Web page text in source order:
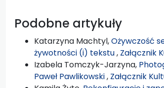
Podobne artykuły
Katarzyna Machtyl,Ożywczość
żywotności (i) tekstu, Załącznik
Izabela Tomczyk-Jarzyna,
Paweł Pawlikowski, Załącznik